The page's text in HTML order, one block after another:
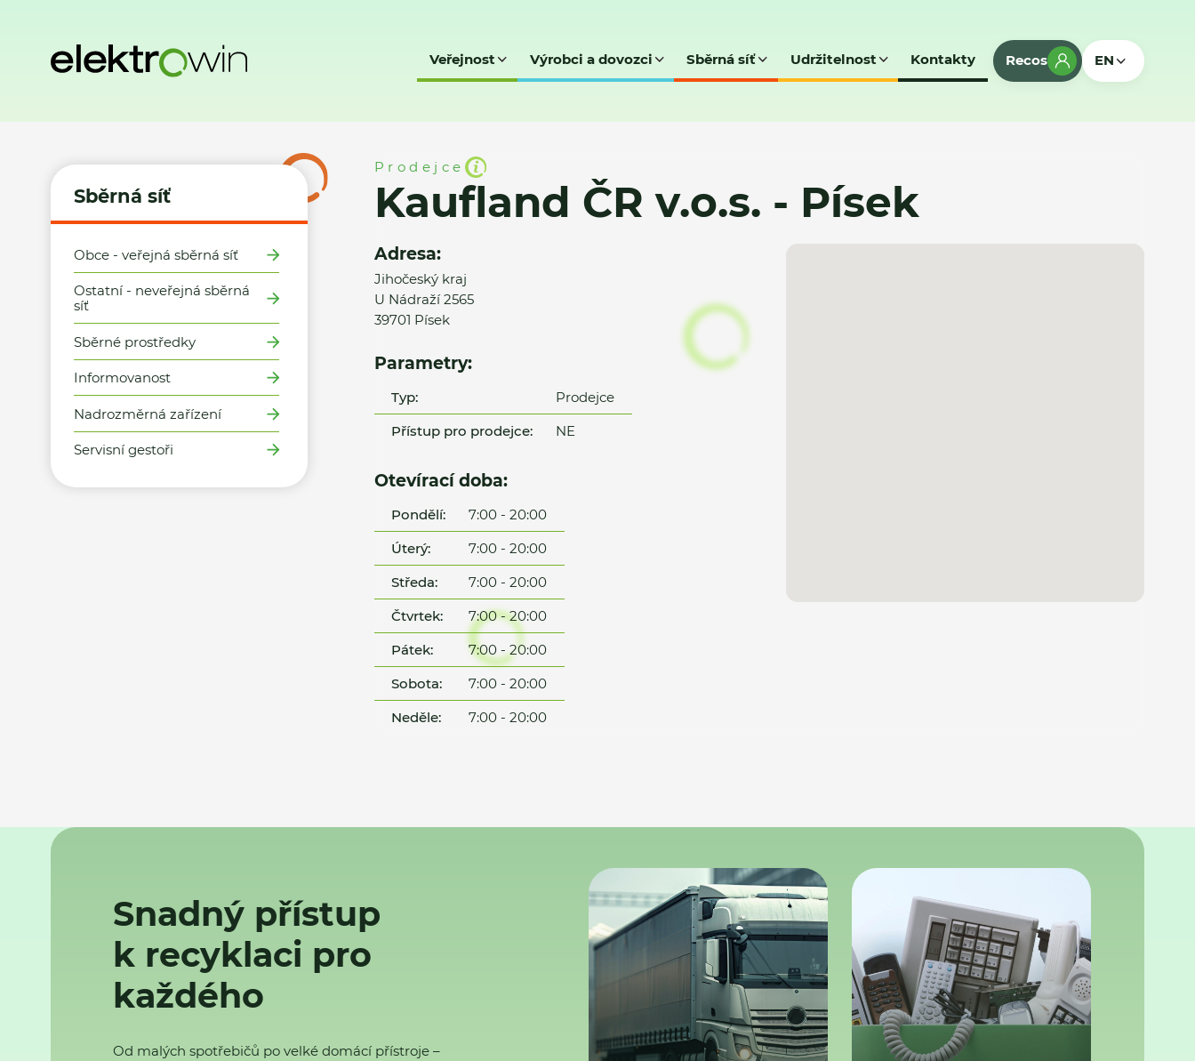
Veřejnost Výrobci a dovozci Sběrná síť Udržitelnost Kontakty Recos EN
Sběrná síť
Obce - veřejná sběrná síť
Ostatní - neveřejná sběrná
síť
Sběrné prostředky
Informovanost
Nadrozměrná zařízení
Servisní gestoři
Prodejce
Kaufland ČR v.o.s. - Písek
Adresa:
Jihočeský kraj
U Nádraží 2565
39701 Písek
Parametry:
Typ:
Prodejce
Přístup pro prodejce:
NE
Otevírací doba:
Pondělí:
7:00 - 20:00
Úterý:
7:00 - 20:00
Středa:
7:00 - 20:00
Čtvrtek:
7:00 - 20:00
Pátek:
7:00 - 20:00
Sobota:
7:00 - 20:00
Neděle:
7:00 - 20:00
Snadný přístup
k recyklaci pro
každého
Od malých spotřebičů po velké domácí přístroje –